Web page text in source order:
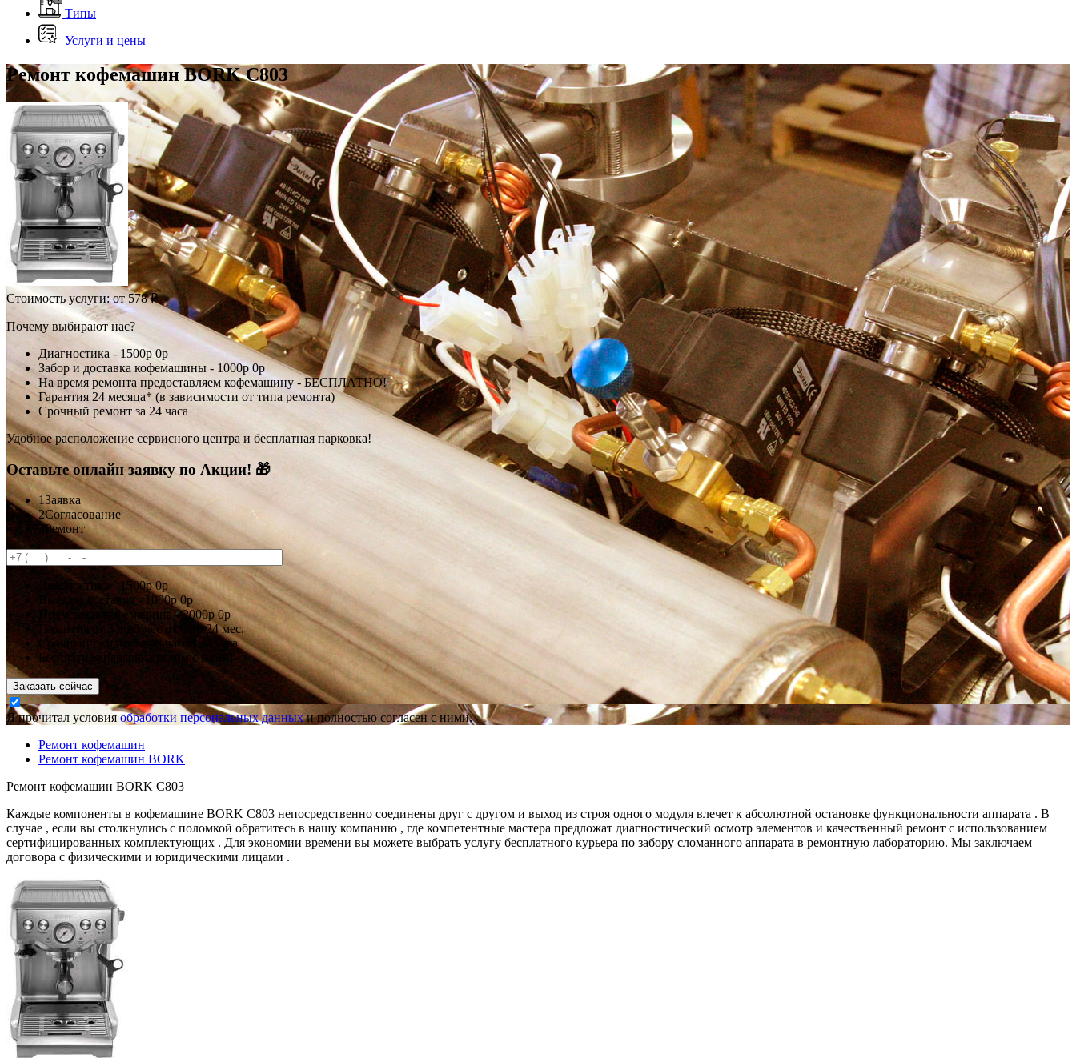
Типы
Услуги и цены
Ремонт кофемашин BORK C803
Стоимость услуги:от 578 ₽
Почему выбирают нас?
Диагностика - 1500р 0р
Забор и доставка кофемашины - 1000р0р
На время ремонта предоставляем кофемашину - БЕСПЛАТНО!
Гарантия 24 месяца* (в зависимости от типа ремонта)
Срочный ремонт за 24 часа
Удобное расположение сервисного центра и бесплатная парковка!
Оставьте онлайн заявку по Акции! 🎁
1Заявка
2Согласование
3Ремонт
Диагностика - 1500р0р
Выезд и доставка -1000р0р
Подменная кофемашина -2000р0р
Гарантия
от 3 до 6 мес от 6 до 24 мес.
Срочный ремонт за
48 часов
24 часа
Бесплатная парковка рядом с нами!
Заказать сейчас
Я прочитал условияобработки персональных данныхи полностью согласен с ними.
Ремонт кофемашин
Ремонт кофемашин BORK
Ремонт кофемашин BORK C803
Каждые компоненты в кофемашине BORK C803 непосредственно соединены друг с другом и выход из строя одного модуля влечет к абсолютной остановке функциональности аппарата . В
случае , если вы столкнулись с поломкой обратитесь в нашу компанию , где компетентные мастера предложат диагностический осмотр элементов и качественный ремонт с использованием
сертифицированных комплектующих . Для экономии времени вы можете выбрать услугу бесплатного курьера по забору сломанного аппарата в ремонтную лабораторию. Мы заключаем
договора с физическими и юридическими лицами .